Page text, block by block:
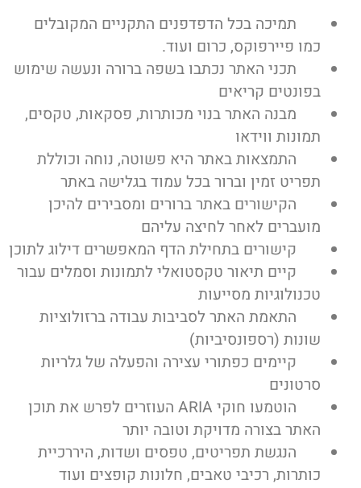
תמיכה בכל הדפדפנים התקניים המקובלים
כמו פיירפוקס, כרום ועוד.
תכני האתר נכתבו בשפה ברורה ונעשה שימוש
בפונטים קריאים
מבנה האתר בנוי מכותרות, פסקאות, טקסים,
תמונות ווידאו
התמצאות באתר היא פשוטה, נוחה וכוללת
תפריט זמין וברור בכל עמוד בגלישה באתר
הקישורים באתר ברורים ומסבירים להיכן
מועברים לאחר לחיצה עליהם
קישורים בתחילת הדף המאפשרים דילוג לתוכן
קיים תיאור טקסטואלי לתמונות וסמלים עבור
טכנולוגיות מסייעות
התאמת האתר לסביבות עבודה ברזולוציות
שונות (רספונסיביות)
קיימים כפתורי עצירה והפעלה של גלריות
סרטונים
הוטמעו חוקי ARIA העוזרים לפרש את תוכן
האתר בצורה מדויקת וטובה יותר
הנגשת תפריטים, טפסים ושדות, היררכיית
כותרות, רכיבי טאבים, חלונות קופצים ועוד